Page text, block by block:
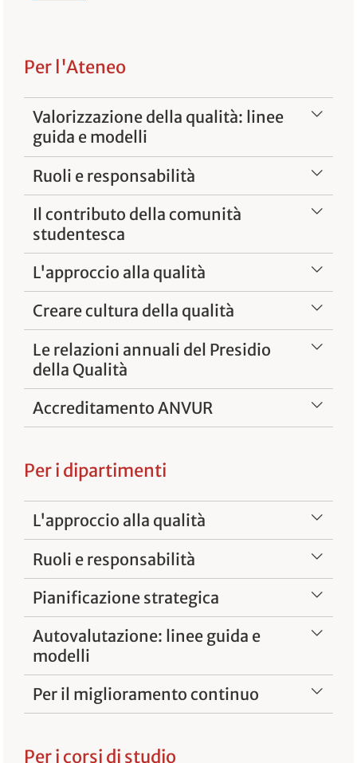
Per l'Ateneo
Valorizzazione della qualità: linee
guida e modelli
Ruoli e responsabilità
Il contributo della comunità
studentesca
L'approccio alla qualità
Creare cultura della qualità
Le relazioni annuali del Presidio
della Qualità
Accreditamento ANVUR
Per i dipartimenti
L'approccio alla qualità
Ruoli e responsabilità
Pianificazione strategica
Autovalutazione: linee guida e
modelli
Per il miglioramento continuo
Per i corsi di studio